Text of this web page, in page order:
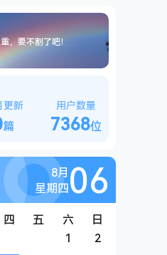
，要不割了吧！
更新
篇
用户数量
7368位
8月
星期四06
四 五 六
日
1
2